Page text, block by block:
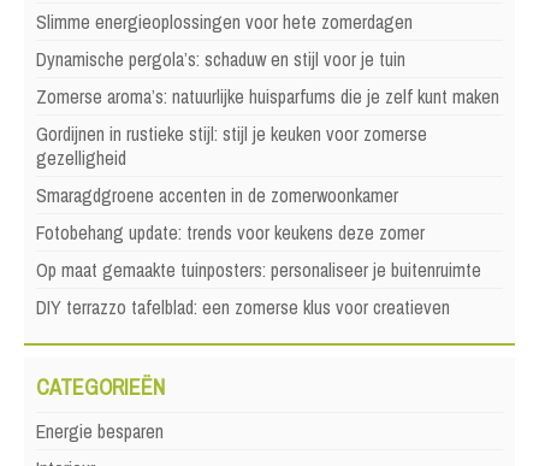
Slimme energieoplossingen voor hete zomerdagen
Dynamische pergola’s: schaduw en stijl voor je tuin
Zomerse aroma’s: natuurlijke huisparfums die je zelf kunt maken
Gordijnen in rustieke stijl: stijl je keuken voor zomerse
gezelligheid
Smaragdgroene accenten in de zomerwoonkamer
Fotobehang update: trends voor keukens deze zomer
Op maat gemaakte tuinposters: personaliseer je buitenruimte
DIY terrazzo tafelblad: een zomerse klus voor creatieven
CATEGORIEËN
Energie besparen